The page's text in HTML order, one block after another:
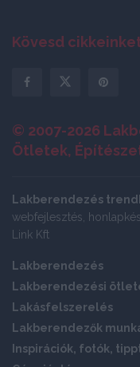
Kövesd
© 2007-2026
Ötletek,
Lakberendezés
webfejlesztés,
Link Kft
Lakberendezés
Lakberendezési
Lakásfelszerelés
Lakberendezők
Inspirációk, fotók,